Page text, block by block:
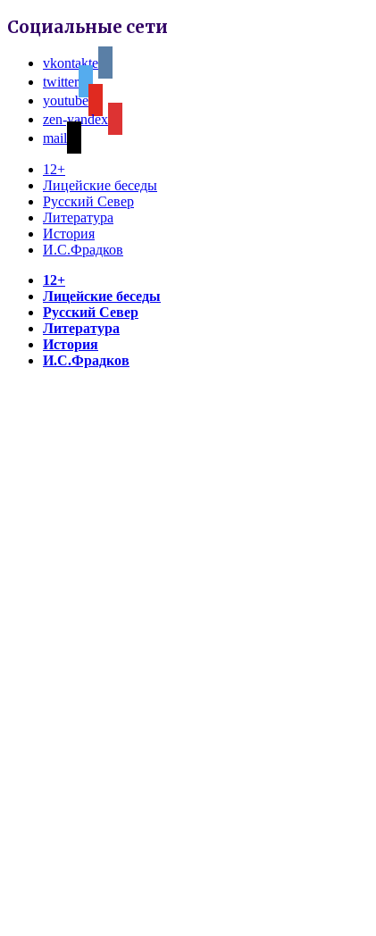
Социальные сети
vkontakte
twitter
youtube
zen-yandex
mail
12+
Лицейские беседы
Русский Север
Литература
История
И.С.Фрадков
12+
Лицейские беседы
Русский Север
Литература
История
И.С.Фрадков